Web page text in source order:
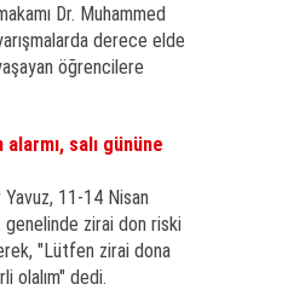
Dr. Muhammed
derece elde
öğrencilere
salı gününe
11-14 Nisan
genelinde zirai don riski
"Lütfen zirai dona
olalım" dedi.